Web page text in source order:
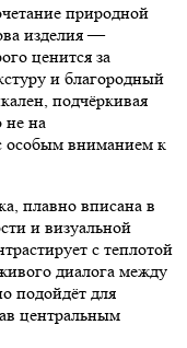
природной
изделия —
ценится за
и благородный
подчёркивая
не на
особым вниманием к
плавно вписана в
и визуальной
с теплотой
диалога между
подойдёт для
центральным